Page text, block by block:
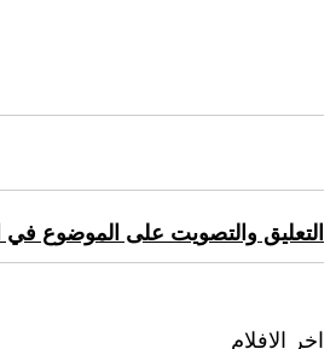
التعليق والتصويت على الموضوع في
اخر الافلام